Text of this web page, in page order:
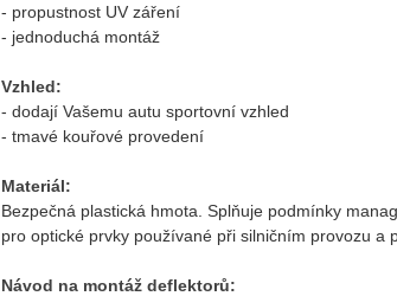
- propustnost UV záření
- jednoduchá montáž
Vzhled:
- dodají Vašemu autu sportovní vzhled
- tmavé kouřové provedení
Materiál:
Bezpečná plastická hmota. Splňuje podmínky
pro optické prvky používané při silničním provozu a
Návod na montáž deflektorů: